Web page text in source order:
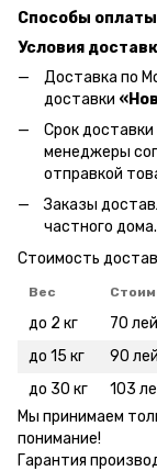
Способы
Условия
Доставка по
доставки
Срок
менеджеры
отправкой
Заказы
частного дома.
Стоимость
Вес
до 2 кг
70 лей
до 15 кг
90 лей
до 30 кг
103
Мы принимаем
понимание!
Гарантия